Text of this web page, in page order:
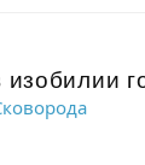
изобилии